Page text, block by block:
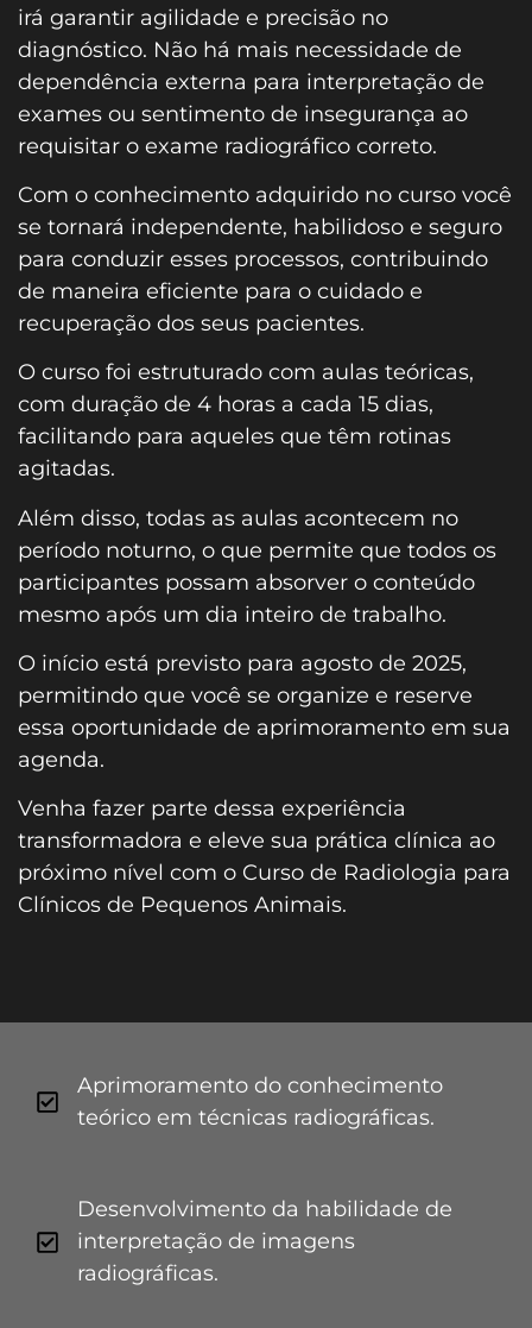
irá garantir agilidade e precisão no
diagnóstico. Não há mais necessidade de
dependência externa para interpretação de
exames ou sentimento de insegurança ao
requisitar o exame radiográfico correto.
Com o conhecimento adquirido no curso você
se tornará independente, habilidoso e seguro
para conduzir esses processos, contribuindo
de maneira eficiente para o cuidado e
recuperação dos seus pacientes.
O curso foi estruturado com aulas teóricas,
com duração de 4 horas a cada 15 dias,
facilitando para aqueles que têm rotinas
agitadas.
Além disso, todas as aulas acontecem no
período noturno, o que permite que todos os
participantes possam absorver o conteúdo
mesmo após um dia inteiro de trabalho.
O início está previsto para agosto de 2025,
permitindo que você se organize e reserve
essa oportunidade de aprimoramento em sua
agenda.
Venha fazer parte dessa experiência
transformadora e eleve sua prática clínica ao
próximo nível com o Curso de Radiologia para
Clínicos de Pequenos Animais.
Aprimoramento do conhecimento
teórico em técnicas radiográficas.
Desenvolvimento da habilidade de
interpretação de imagens
radiográficas.